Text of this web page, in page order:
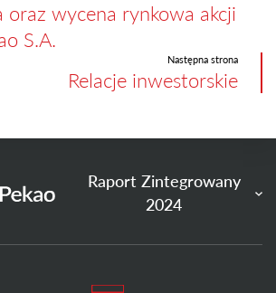
oraz wycena rynkowa akcji
S.A.
Następna strona
Relacje inwestorskie
Raport Zintegrowany
2024